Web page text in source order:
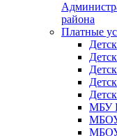
района
Платные
МБУ
МБОУ